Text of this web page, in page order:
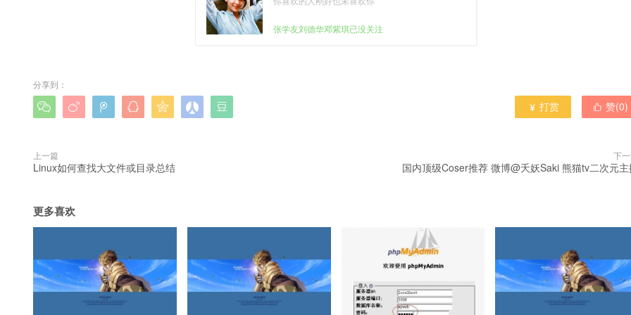
张学友刘德华邓紫琪已没关注
分享到：
        赞(0)
 打赏
上一篇
Linux如何查找大文件或目录总结
下
国内顶级Coser推荐 微博@夭妖Saki 熊猫tv二次元
更多喜欢